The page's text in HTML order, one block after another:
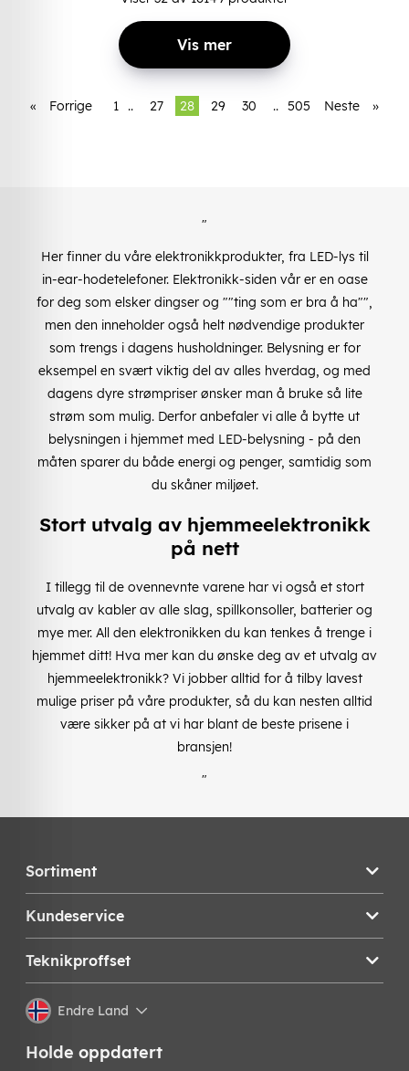
Vis mer
« Forrige 1 .. 27 28 29 30 .. 505 Neste »
"
Her finner du våre elektronikkprodukter, fra LED-lys til
in-ear-hodetelefoner. Elektronikk-siden vår er en oase
for deg som elsker dingser og ""ting som er bra å ha"",
men den inneholder også helt nødvendige produkter
som trengs i dagens husholdninger. Belysning er for
eksempel en svært viktig del av alles hverdag, og med
dagens dyre strømpriser ønsker man å bruke så lite
strøm som mulig. Derfor anbefaler vi alle å bytte ut
belysningen i hjemmet med LED-belysning - på den
måten sparer du både energi og penger, samtidig som
du skåner miljøet.
Stort utvalg av hjemmeelektronikk
på nett
I tillegg til de ovennevnte varene har vi også et stort
utvalg av kabler av alle slag, spillkonsoller, batterier og
mye mer. All den elektronikken du kan tenkes å trenge i
hjemmet ditt! Hva mer kan du ønske deg av et utvalg av
hjemmeelektronikk? Vi jobber alltid for å tilby lavest
mulige priser på våre produkter, så du kan nesten alltid
være sikker på at vi har blant de beste prisene i
bransjen!
"
Sortiment
Kundeservice
Teknikproffset
Endre Land
Holde oppdatert